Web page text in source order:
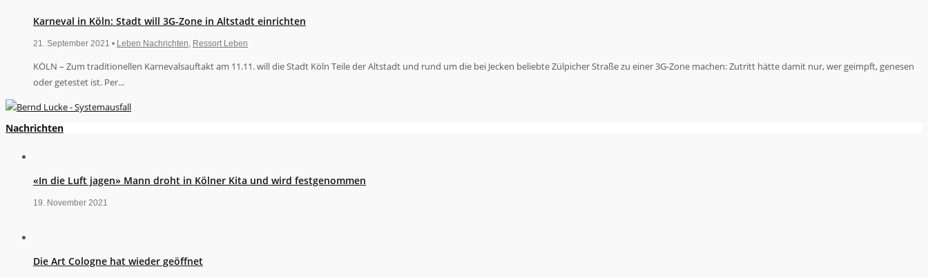
Karneval in Köln: Stadt will 3G-Zone in Altstadt einrichten
21. September 2021 • Leben Nachrichten Ressort Leben
KÖLN – Zum traditionellen Karnevalsauftakt am 11.11. will die Stadt Köln Teile der Altstadt und rund um die bei Jecken beliebte Zülpicher Straße zu einer 3G-Zone machen: Zutritt hätte damit nur, wer geimpft, genesen
oder getestet ist. Per...
Nachrichten
«In die Luft jagen» Mann droht in Kölner Kita und wird festgenommen
19. November 2021
Die Art Cologne hat wieder geöffnet